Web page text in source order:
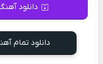
دانلود
دانلود تمام